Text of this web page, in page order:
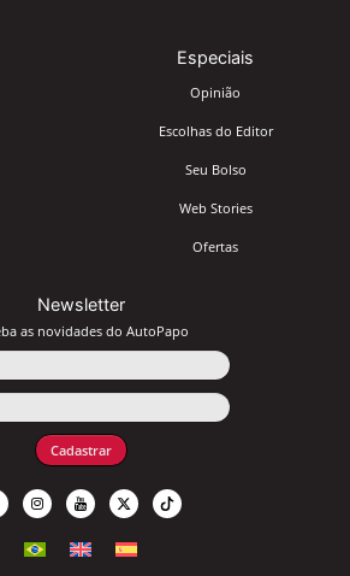
Especiais
Opinião
Escolhas do Editor
Seu Bolso
Web Stories
Ofertas
Newsletter
as novidades do AutoPapo
Cadastrar